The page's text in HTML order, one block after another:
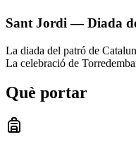
Sant Jordi — Diada
La diada del patró de
La celebració de
Què portar